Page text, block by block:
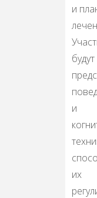
и
будут
и
их